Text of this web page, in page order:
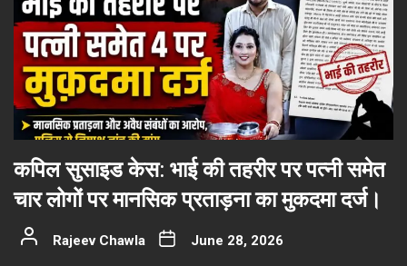
कपिल सुसाइड केस: भाई की तहरीर पर पत्नी समेत
चार लोगों पर मानसिक प्रताड़ना का मुकदमा दर्ज।
Rajeev Chawla June 28, 2026